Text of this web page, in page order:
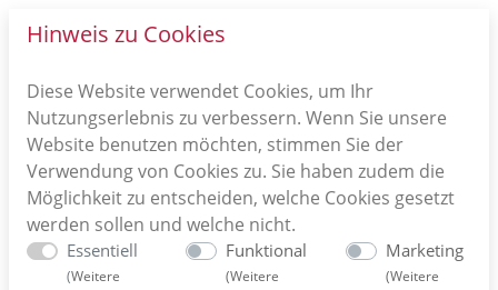
Hinweis zu Cookies
Diese Website verwendet Cookies, um Ihr
Nutzungserlebnis zu verbessern. Wenn Sie unsere
Website benutzen möchten, stimmen Sie der
Verwendung von Cookies zu. Sie haben zudem die
Möglichkeit zu entscheiden, welche Cookies gesetzt
werden sollen und welche nicht.
Essentiell
(Weitere
Funktional
(Weitere
Marketing
(Weitere